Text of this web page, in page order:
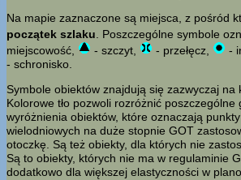
Na mapie zaznaczone są miejsca, z pośród
początek szlaku . Poszczególne symbole
miejscowość,
- szczyt, - przełęcz,
-
- schronisko.
Symbole obiektów znajdują się zazwyczaj na
Kolorowe tło pozwoli rozróżnić
wyróżnienia obiektów, które oznaczają
wielodniowych na duże stopnie GOT
otoczkę. Są też obiekty, dla których nie
Są to obiekty, których nie ma w regulaminie
dodatkowo dla większej elastyczności w